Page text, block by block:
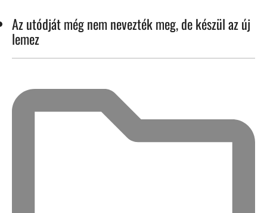
Az utódját még nem nevezték meg, de készül az új
lemez